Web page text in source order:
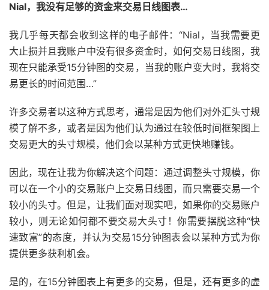
Nial，我没有足够的资金来交易日线图表…
我几乎每天都会收到这样的电子邮件：“Nial，当我需要更
大止损并且我账户中没有很多资金时，如何交易日线图，我
现在只能承受15分钟图的交易，当我的账户变大时，我将交
易更长的时间范围…”
许多交易者以这种方式思考，通常是因为他们对外汇头寸规
模了解不多，或者是因为他们认为通过在较低时间框架图上
交易更大的头寸规模，他们会以某种方式更快地赚钱。
因此，现在让我为你解决这个问题：通过调整头寸规模，你
可以在一个小的交易账户上交易日线图，而只需要交易一个
较小的头寸。但是，让我们面对现实吧，如果你的交易账户
较小，则无论如何都不要交易大头寸！你需要摆脱这种“快
速致富”的态度，并认为交易15分钟图表会以某种方式为你
提供更多获利机会。
是的，在15分钟图表上有更多的交易，但是，还有更多的虚